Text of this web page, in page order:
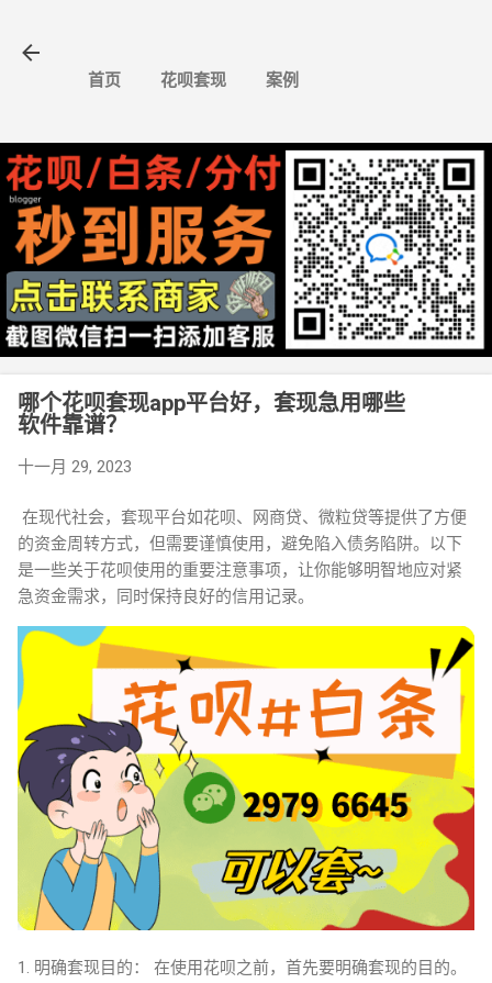
首页 花呗套现 案例
哪个花呗套现app平台好，套现急用哪些
软件靠谱？
十一月 29, 2023
在现代社会，套现平台如花呗、网商贷、微粒贷等提供了方便
的资金周转方式，但需要谨慎使用，避免陷入债务陷阱。以下
是一些关于花呗使用的重要注意事项，让你能够明智地应对紧
急资金需求，同时保持良好的信用记录。
1. 明确套现目的： 在使用花呗之前，首先要明确套现的目的。